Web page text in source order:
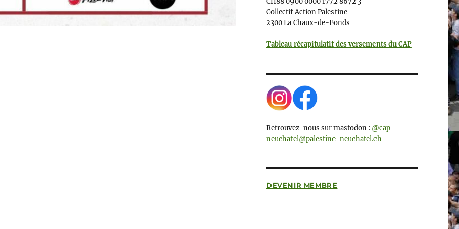
Collectif Action Palestine
2300 La Chaux-de-Fonds
Tableau récapitulatif des versements du CAP
Retrouvez-nous sur mastodon : @cap-
neuchatel@palestine-neuchatel.ch
DEVENIR MEMBRE